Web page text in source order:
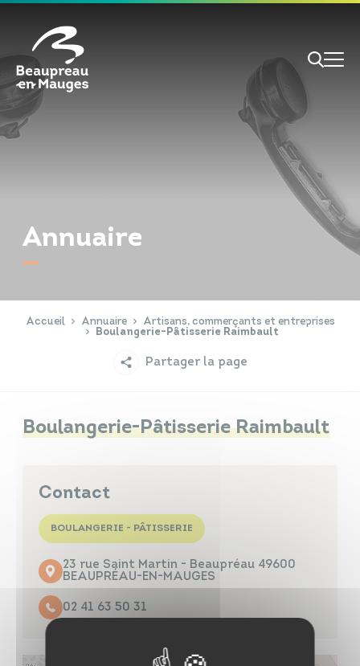
RECHERCHE
Annuaire
Accueil Annuaire
Artisans, commerçants et entreprises
Boulangerie-Pâtisserie Raimbault
Partager la page
Boulangerie-Pâtisserie Raimbault
Contact
BOULANGERIE - PÂTISSERIE
23 rue Saint Martin - Beaupréau 49600
BEAUPRÉAU-EN-MAUGES
02 41 63 50 31
Annuaires
Cookies management panel